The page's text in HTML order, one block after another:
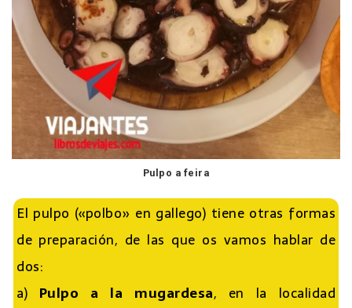
Pulpo a feira
El pulpo («polbo» en gallego) tiene otras formas
de preparación, de las que os vamos hablar de
dos:
a) Pulpo a la mugardesa, en la localidad